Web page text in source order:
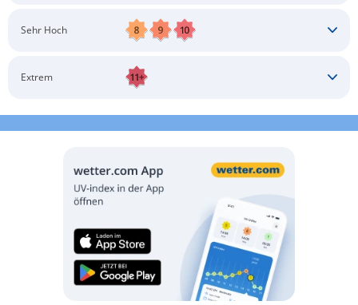
Langärmlige Bekleidung
Sonnenbrille
Sehr Hoch
Langärmlige Bekleidung
Extrem